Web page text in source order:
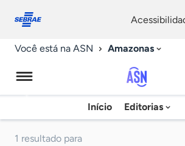
conosco
Você está na ASN Amazonas
Início Editorias
1 resultado para